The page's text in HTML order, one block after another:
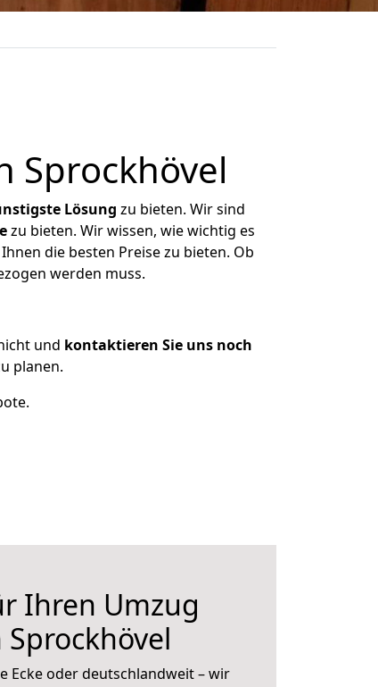
Sprockhövel
Lösung zu bieten. Wir sind
zu bieten. Wir wissen, wie wichtig es
die besten Preise zu bieten. Ob
werden muss.
und kontaktieren Sie uns noch
planen.
Ihren Umzug
Ecke oder deutschlandweit – wir